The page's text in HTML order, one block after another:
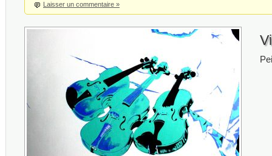
Laisser un commentaire »